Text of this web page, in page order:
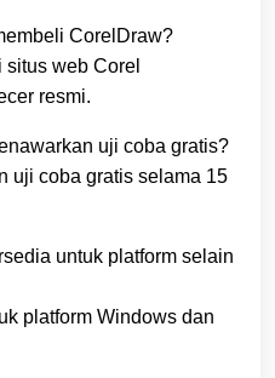
CorelDraw?
web Corel
resmi.
uji coba gratis?
uji coba gratis selama 15
untuk platform selain
platform Windows dan